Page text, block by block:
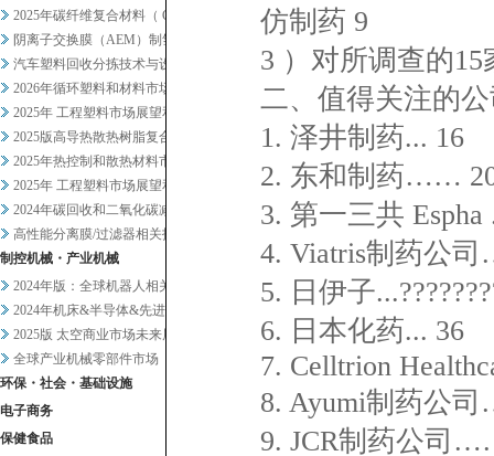
2025年碳纤维复合材料（ C...
阴离子交换膜（AEM）制氢及其...
汽车塑料回收分拣技术与设备调查
2026年循环塑料和材料市场新...
2025年 工程塑料市场展望和...
2025版高导热散热树脂复合材...
2025年热控制和散热材料市场...
2025年 工程塑料市场展望和...
2024年碳回收和二氧化碳减排...
高性能分离膜/过滤器相关技术和...
制控机械・产业机械
2024年版：全球机器人相关市...
2024年机床&半导体&先进设...
2025版 太空商业市场未来展...
全球产业机械零部件市场
环保・社会・基础设施
电子商务
保健食品
仿制药 9
3 ）对所调查的
二、值得关注的
1. 泽井制药... 16
2. 东和制药……
3. 第一三共 Espha
4. Viatris制药公
5. 日伊子
6. 日本化药... 36
7. Celltrion
8. Ayumi制药公
9. JCR制药公司